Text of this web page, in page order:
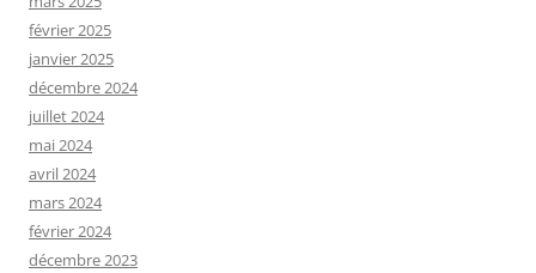
février 2025
janvier 2025
décembre 2024
juillet 2024
mai 2024
avril 2024
mars 2024
février 2024
décembre 2023